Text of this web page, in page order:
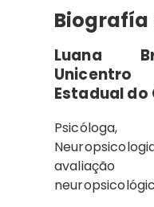
Luana
Estadual